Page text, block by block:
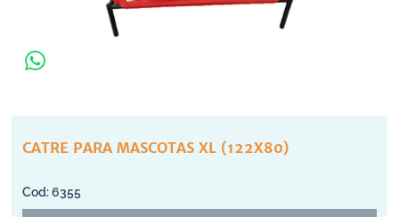
CATRE PARA MASCOTAS XL (122X80)
6355